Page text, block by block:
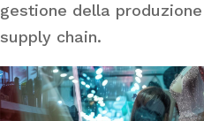
gestione della
supply chain.